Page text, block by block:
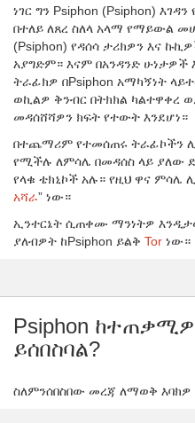
ነገር ግን Psiphon (Psiphon)
በተለይ ለጸረ ስለላ አላማ የማይውል
(Psiphon) የዳሰሳ ታሪክዎን እና
አያግድም። እናም በአንዳንድ
ትራፊክዎ በPsiphon አማካኝነት
ወኪልዎ ቅንብር በትክክል ካልተዋቀረ
መዳሰሸሻዎን ክፍት የተውት እንደሆነ።
በተጨማሪም የተመሰጠሩ ትራፊኮችን
የሚችሉ ለምሳሌ በመዳሰስ ላይ ያለው
የላቁ ቴክኒኮች አሉ። የዚህ ዋና ምሳሌ
አሻራ” ነው።
ኢንተርኔት ሲጠቀሙ ማንነትዎ
ያለብዎት ከPsiphon ይልቅ Tor ነው።
Psiphon
ይሰበስባል?
ስለምንሰበስበው መረጃ ለማወቅ እባክዎ